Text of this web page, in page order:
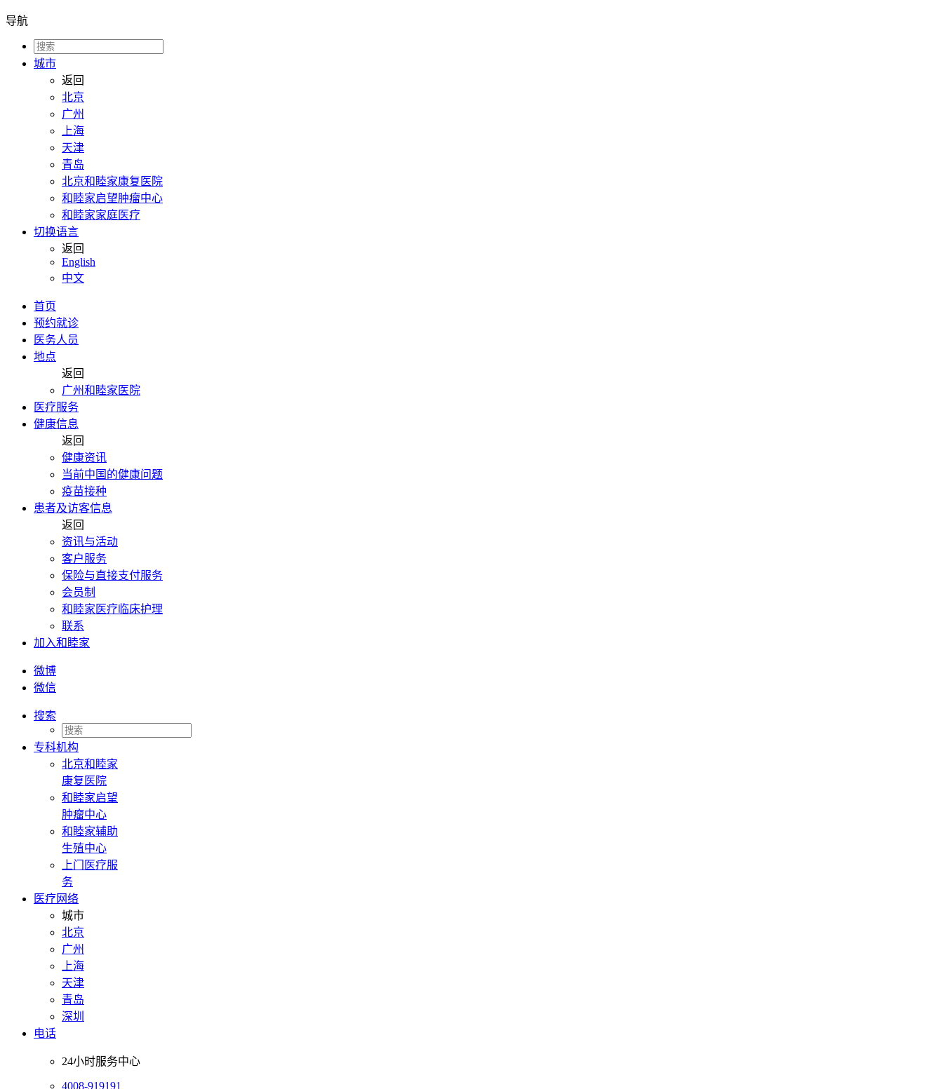
导航
城市
返回
北京
广州
上海
天津
青岛
北京和睦家康复医院
和睦家启望肿瘤中心
和睦家家庭医疗
切换语言
返回
English
中文
首页
预约就诊
医务人员
地点
返回
广州和睦家医院
医疗服务
健康信息
返回
健康资讯
当前中国的健康问题
疫苗接种
患者及访客信息
返回
资讯与活动
客户服务
保险与直接支付服务
会员制
和睦家医疗临床护理
联系
加入和睦家
微博
微信
搜索
专科机构
北京和睦家
康复医院
和睦家启望
肿瘤中心
和睦家辅助
生殖中心
上门医疗服
务
医疗网络
城市
北京
广州
上海
天津
青岛
深圳
电话
24小时服务中心
4008-919191